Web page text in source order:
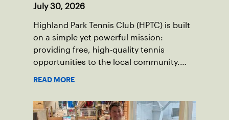
July 30, 2026
Highland Park Tennis Club (HPTC) is built
on a simple yet powerful mission:
providing free, high-quality tennis
opportunities to the local community.
impact across the Pittsburgh region
READ MORE